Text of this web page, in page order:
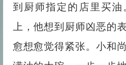
到厨师指定的店里买
上，他想到厨师凶恶的
愈想愈觉得紧张。小和